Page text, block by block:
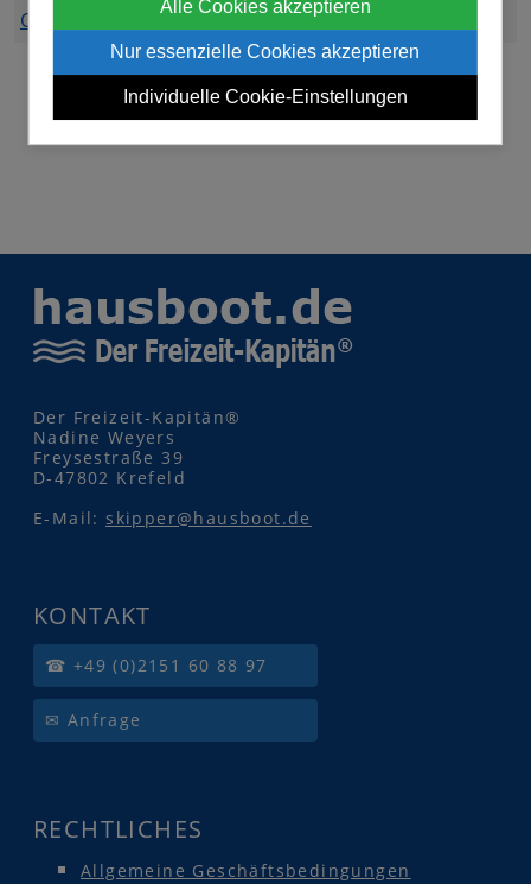
Alle Cookies akzeptieren
Nur essenzielle Cookies akzeptieren
Individuelle Cookie-Einstellungen
Carrick-on-Shannon (Riverly)
Der Freizeit-Kapitän®
Nadine Weyers
Freysestraße 39
D-47802 Krefeld
E-Mail: skipper@hausboot.de
KONTAKT
☎ +49 (0)2151 60 88 97
✉ Anfrage
RECHTLICHES
Allgemeine Geschäftsbedingungen